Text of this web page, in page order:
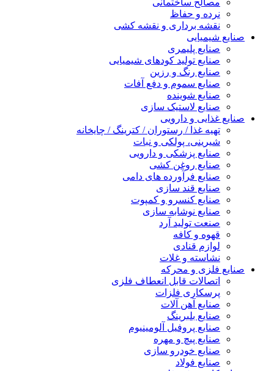
مصالح ساختمانی
نرده و حفاظ
نقشه برداری و نقشه کشی
صنایع شیمیایی
صنایع پلیمری
صنایع تولید کودهای شیمیایی
صنایع رنگ و رزین
صنایع سموم و دفع آفات
صنایع شوینده
صنایع لاستیک سازی
صنایع غذایی و دارویی
تهیه غذا / رستوران / کترینگ / چایخانه
شیرینی، پولکی و نبات
صنایع پزشکی و دارویی
صنایع روغن کشی
صنایع فرآورده های دامی
صنایع قند سازی
صنایع کنسرو و کمپوت
صنایع نوشابه سازی
صنعت تولید آرد
قهوه و کافه
لوازم قنادی
نشاسته و غلات
صنایع فلزی و محرکه
اتصالات قابل انعطاف فلزی
پرسکاری فلزات
صنایع آهن آلات
صنایع بلبرینگ
صنایع پروفیل آلومینیوم
صنایع پیچ و مهره
صنایع خودرو سازی
صنایع فولاد